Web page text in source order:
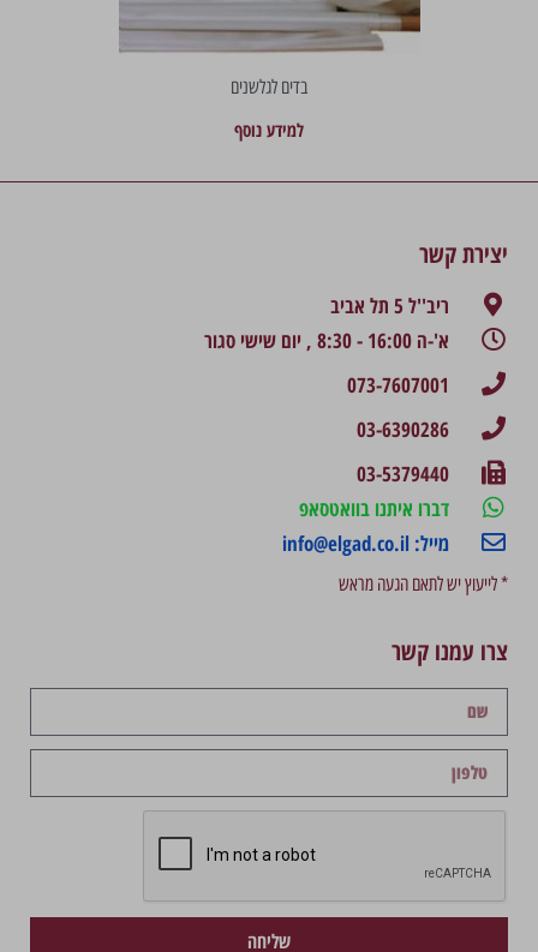
בדים לגלשנים
למידע נוסף
יצירת קשר
ריב''ל 5 תל אביב
א'-ה 16:00 - 8:30 , יום שישי סגור
073-7607001
03-6390286
03-5379440
דברו איתנו בוואטסאפ
מייל: info@elgad.co.il
* לייעוץ יש לתאם הגעה מראש
צרו עמנו קשר
שליחה